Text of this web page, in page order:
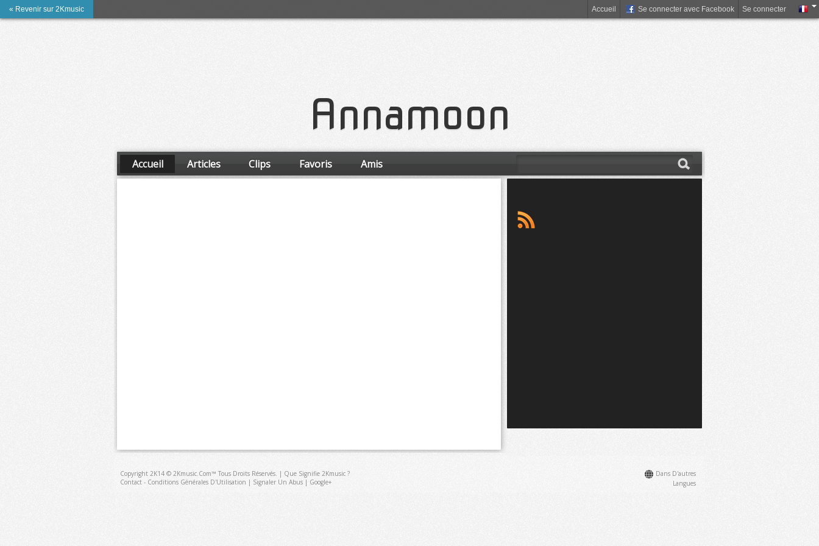
« Revenir sur 2Kmusic Accueil Se connecter avec Facebook Se connecter
Annamoon
Accueil Articles Clips Favoris Amis
Dans D'autres
Langues
Copyright 2K14 © 2Kmusic.com™ Tous Droits Réservés. | Que Signifie 2Kmusic ?
Contact - Conditions Générales D'Utilisation | Signaler Un Abus | Google+